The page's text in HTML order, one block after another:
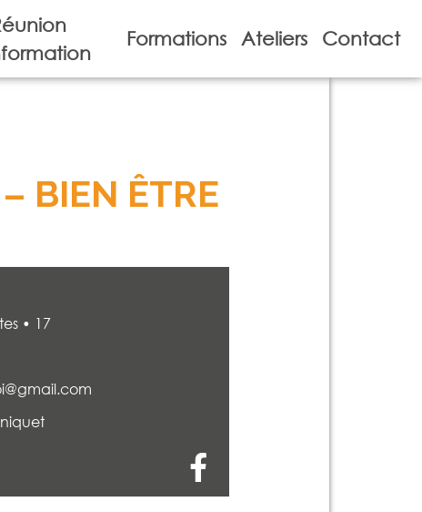
Formations Ateliers Contact
BIEN ÊTRE
• 17